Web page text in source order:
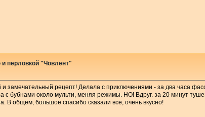
перловкой "Човлент"
замечательный рецепт! Делала с приключениями - за два часа
с бубнами около мульти, меняя режимы. НО! Вдруг. за 20 минут
В общем, большое спасибо сказали все, очень вкусно!